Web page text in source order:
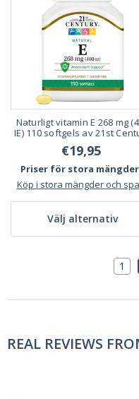
Naturligt vitamin E 268 mg
IE) 110 softgels av 21st
€19,95
Priser för stora
Köp i stora mängder och
Välj alternativ
1
REAL REVIEWS